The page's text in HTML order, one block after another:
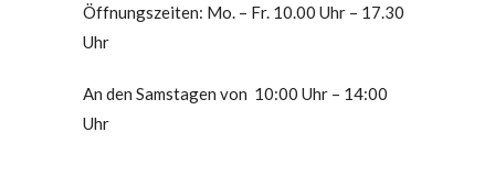
Öffnungszeiten: Mo. – Fr. 10.00 Uhr – 17.30
Uhr
An den Samstagen von 10:00 Uhr – 14:00
Uhr